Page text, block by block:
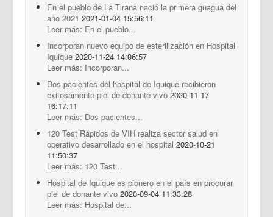
En el pueblo de La Tirana nació la primera guagua del
año 2021 2021-01-04 15:56:11
Leer más: En el pueblo...
Incorporan nuevo equipo de esterilización en Hospital
Iquique 2020-11-24 14:06:57
Leer más: Incorporan...
Dos pacientes del hospital de Iquique recibieron
exitosamente piel de donante vivo 2020-11-17
16:17:11
Leer más: Dos pacientes...
120 Test Rápidos de VIH realiza sector salud en
operativo desarrollado en el hospital 2020-10-21
11:50:37
Leer más: 120 Test...
Hospital de Iquique es pionero en el país en procurar
piel de donante vivo 2020-09-04 11:33:28
Leer más: Hospital de...